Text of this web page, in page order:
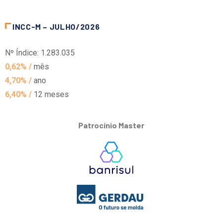
INCC-M – JULHO/2026
Nº Índice: 1.283.035
0,62% / mês
4,70% / ano
6,40% / 12 meses
Patrocínio Master